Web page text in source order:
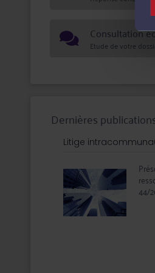
Consultation
Etude de votre
Dernières
Litige
44/